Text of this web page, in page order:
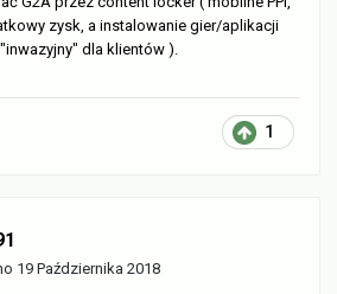
zysk, a instalowanie gier/aplikacji
dla klientów ).
1
19 Października 2018